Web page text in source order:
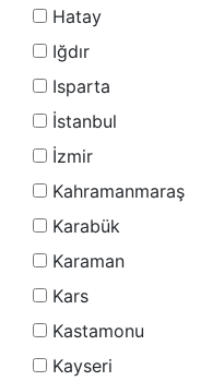
Hatay
Iğdır
Isparta
İstanbul
İzmir
Kahramanmaraş
Karabük
Karaman
Kars
Kastamonu
Kayseri